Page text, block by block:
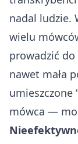
nadal ludzie.
wielu
prowadzić do
nawet mała
umieszczone
mówca —